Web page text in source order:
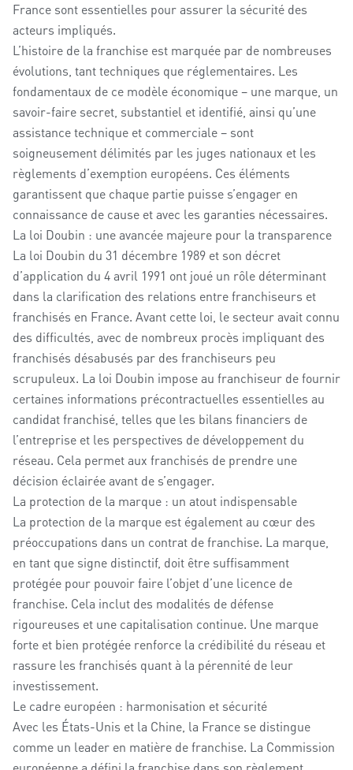
France sont essentielles pour assurer la sécurité des
acteurs impliqués.
L’histoire de la franchise est marquée par de nombreuses
évolutions, tant techniques que réglementaires. Les
fondamentaux de ce modèle économique – une marque, un
savoir-faire secret, substantiel et identifié, ainsi qu’une
assistance technique et commerciale – sont
soigneusement délimités par les juges nationaux et les
règlements d’exemption européens. Ces éléments
garantissent que chaque partie puisse s’engager en
connaissance de cause et avec les garanties nécessaires.
La loi Doubin : une avancée majeure pour la transparence
La loi Doubin du 31 décembre 1989 et son décret
d’application du 4 avril 1991 ont joué un rôle déterminant
dans la clarification des relations entre franchiseurs et
franchisés en France. Avant cette loi, le secteur avait connu
des difficultés, avec de nombreux procès impliquant des
franchisés désabusés par des franchiseurs peu
scrupuleux. La loi Doubin impose au franchiseur de fournir
certaines informations précontractuelles essentielles au
candidat franchisé, telles que les bilans financiers de
l’entreprise et les perspectives de développement du
réseau. Cela permet aux franchisés de prendre une
décision éclairée avant de s’engager.
La protection de la marque : un atout indispensable
La protection de la marque est également au cœur des
préoccupations dans un contrat de franchise. La marque,
en tant que signe distinctif, doit être suffisamment
protégée pour pouvoir faire l’objet d’une licence de
franchise. Cela inclut des modalités de défense
rigoureuses et une capitalisation continue. Une marque
forte et bien protégée renforce la crédibilité du réseau et
rassure les franchisés quant à la pérennité de leur
investissement.
Le cadre européen : harmonisation et sécurité
Avec les États-Unis et la Chine, la France se distingue
comme un leader en matière de franchise. La Commission